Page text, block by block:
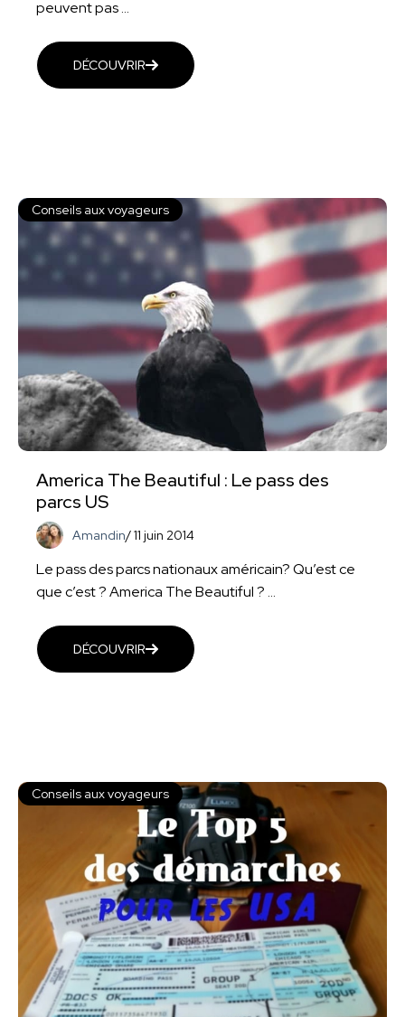
peuvent pas ...
DÉCOUVRIR
Conseils aux voyageurs
America The Beautiful : Le pass des
parcs US
Amandin/11 juin 2014
Le pass des parcs nationaux américain? Qu’est ce
que c’est ? America The Beautiful ? ...
DÉCOUVRIR
Conseils aux voyageurs